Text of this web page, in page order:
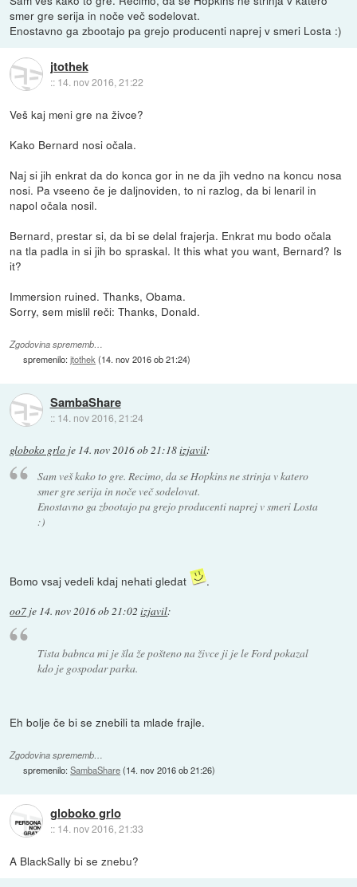
smer gre serija in noče več sodelovat.
Enostavno ga zbootajo pa grejo producenti naprej v smeri Losta :)
jtothek
:: 14. nov 2016, 21:22
Veš kaj meni gre na živce?
Kako Bernard nosi očala.
Naj si jih enkrat da do konca gor in ne da jih vedno na koncu nosa
nosi. Pa vseeno če je daljnoviden, to ni razlog, da bi lenaril in
napol očala nosil.
Bernard, prestar si, da bi se delal frajerja. Enkrat mu bodo očala
na tla padla in si jih bo spraskal. It this what you want, Bernard? Is
it?
Immersion ruined. Thanks, Obama.
Sorry, sem mislil reči: Thanks, Donald.
Zgodovina sprememb…
spremenilo:jtothek (14. nov 2016 ob 21:24)
SambaShare
:: 14. nov 2016, 21:24
globoko grlo je 14. nov 2016 ob 21:18izjavil:
Sam veš kako to gre. Recimo, da se Hopkins ne strinja v katero
smer gre serija in noče več sodelovat.
Enostavno ga zbootajo pa grejo producenti naprej v smeri Losta
:)
Bomo vsaj vedeli kdaj nehati gledat .
oo7 je 14. nov 2016 ob 21:02 izjavil:
Tista babnca mi je šla že pošteno na živce ji je le Ford pokazal
kdo je gospodar parka.
Eh bolje če bi se znebili ta mlade frajle.
Zgodovina sprememb…
spremenilo:SambaShare(14. nov 2016 ob 21:26)
globoko grlo
:: 14. nov 2016, 21:33
A BlackSally bi se znebu?